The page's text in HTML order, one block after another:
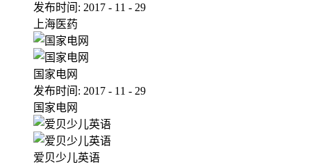
发布时间: 2017 - 11 - 29
上海医药
国家电网
发布时间: 2017 - 11 - 29
国家电网
爱贝少儿英语